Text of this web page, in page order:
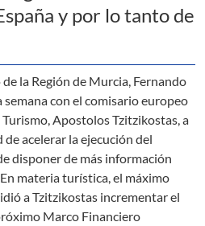
y por lo tanto de
la Región de Murcia, Fernando
semana con el comisario europeo
Apostolos Tzitzikostas, a
acelerar la ejecución del
disponer de más información
materia turística, el máximo
a Tzitzikostas incrementar el
Marco Financiero